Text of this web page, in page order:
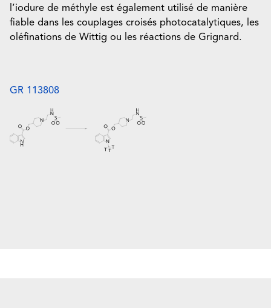
l’iodure de méthyle est également utilisé de manière
fiable dans les couplages croisés photocatalytiques, les
oléfinations de Wittig ou les réactions de Grignard.
GR 113808